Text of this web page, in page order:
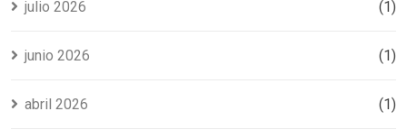
julio 2026 (1)
junio 2026 (1)
abril 2026 (1)